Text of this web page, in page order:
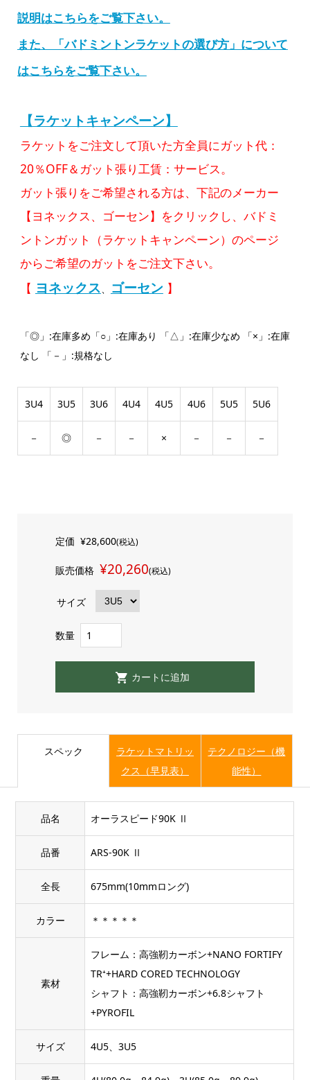
説明はこちらをご覧下さい。
また、「バドミントンラケットの選び方」について
はこちらをご覧下さい。
【ラケットキャンペーン】
ラケットをご注文して頂いた方全員にガット代：
20％OFF＆ガット張り工賃：サービス。
ガット張りをご希望される方は、下記のメーカー
【ヨネックス、ゴーセン】をクリックし、バドミ
ントンガット（ラケットキャンペーン）のページ
からご希望のガットをご注文下さい。
【 ヨネックス、 ゴーセン 】
「◎」:在庫多め「○」:在庫あり 「△」:在庫少なめ 「×」:在庫
なし 「－」:規格なし
3U4 3U5 3U6 4U4 4U5 4U6 5U5 5U6
－ ◎ － － × － － －
定価 ¥28,600(税込)
販売価格 ¥20,260(税込)
サイズ
数量
スペック
ラケットマトリッ
クス（早見表）
テクノロジー（機
能性）
品名 オーラスピード90K Ⅱ
品番 ARS-90K Ⅱ
全長 675mm(10mmロング)
カラー ＊＊＊＊＊
素材
フレーム：高強靭カーボン+NANO FORTIFY
TR⁺+HARD CORED TECHNOLOGY
シャフト：高強靭カーボン+6.8シャフト
+PYROFIL
サイズ 4U5、3U5